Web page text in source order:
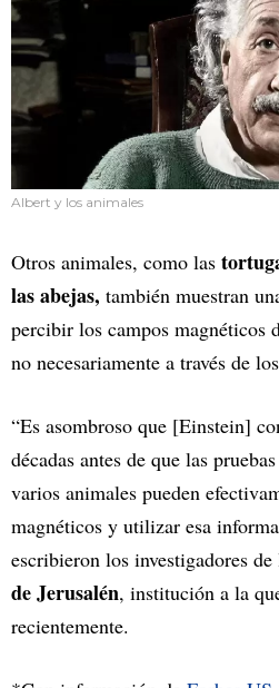
Albert y los animales
Otros animales, como las
las abejas, también muestran
percibir los campos magnéticos
no necesariamente a través de
“Es asombroso que [Einstein]
décadas antes de que las
varios animales pueden
magnéticos y utilizar esa
escribieron los investigadores de
de Jerusalén, institución a la
recientemente.